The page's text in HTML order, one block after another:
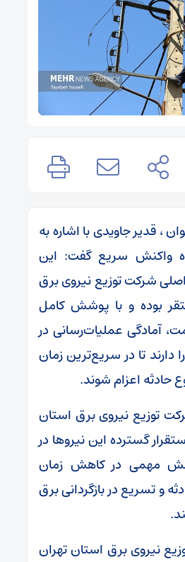
، قدیر جاویدی با اشاره به
۵۵ گروه واکنش سریع گفت: این
۵ حوزه اصلی شرکت توزیع نیروی برق
بوده و با پوشش کامل
آمادگی عملیات‌رسانی در
دارند تا در سریع‌ترین زمان
اعزام شوند.
توزیع نیروی برق استان
گسترده این نیروها در
مهمی در کاهش زمان
و تسریع در بازگردانی برق
نیروی برق استان تهران